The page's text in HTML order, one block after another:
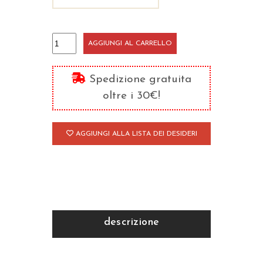
La
vita
monastica
in
sant'Agostino
quantità
AGGIUNGI AL CARRELLO
Spedizione gratuita
oltre i 30€!
AGGIUNGI ALLA LISTA DEI DESIDERI
descrizione